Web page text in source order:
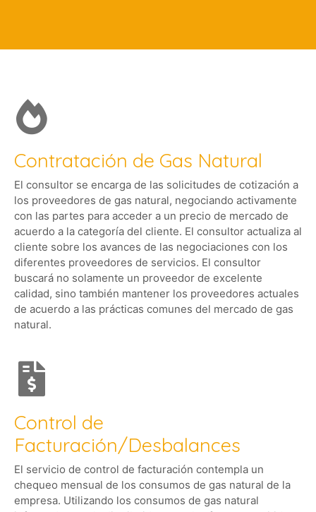
Contratación de Gas Natural
El consultor se encarga de las solicitudes de cotización a
los proveedores de gas natural, negociando activamente
con las partes para acceder a un precio de mercado de
acuerdo a la categoría del cliente. El consultor actualiza al
cliente sobre los avances de las negociaciones con los
diferentes proveedores de servicios. El consultor
buscará no solamente un proveedor de excelente
calidad, sino también mantener los proveedores actuales
de acuerdo a las prácticas comunes del mercado de gas
natural.
Control de
Facturación/Desbalances
El servicio de control de facturación contempla un
chequeo mensual de los consumos de gas natural de la
empresa. Utilizando los consumos de gas natural